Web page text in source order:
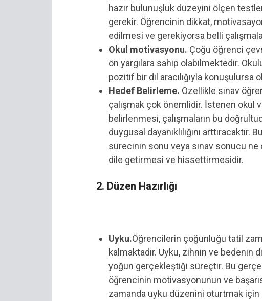
hazır bulunuşluk düzeyini ölçen
gerekir. Öğrencinin dikkat,
edilmesi ve gerekiyorsa belli
Okul motivasyonu. Çoğu öğrenci
ön yargılara sahip olabilmektedir.
pozitif bir dil aracılığıyla konuşulursa
Hedef Belirleme. Özellikle sınav
çalışmak çok önemlidir. İstenen okul
belirlenmesi, çalışmaların bu
duygusal dayanıklılığını
sürecinin sonu veya sınav sonucu
dile getirmesi ve hissettirmesidir.
2. Düzen Hazırlığı
Uyku.Öğrencilerin çoğunluğu tatil
kalmaktadır. Uyku, zihnin ve bedenin
yoğun gerçekleştiği süreçtir. Bu
öğrencinin motivasyonunun ve
zamanda uyku düzenini oturtmak için